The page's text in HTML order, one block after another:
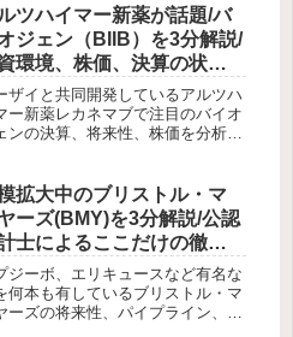
事業と通販事業は分割されるか
考察しています。
ツハイマー新薬が話題/バ
ジェン（BIIB）を3分解説/
環境、株価、決算の状況
析/お宝株発見で寝るだけ
ザイと共同開発しているアルツハ
ー新薬レカネマブで注目のバイオ
ンの決算、将来性、株価を分析し
拡大中のブリストル・マ
ーズ(BMY)を3分解説/公認
士によるここだけの徹底
/お宝株発見で寝るだけ投
ジーボ、エリキュースなど有名な
何本も有しているブリストル・マ
ーズの将来性、パイプライン、株